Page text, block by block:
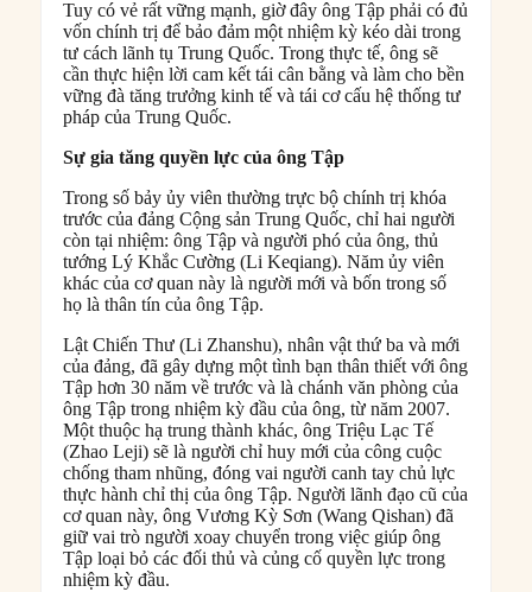
Tuy có vẻ rất vững mạnh, giờ đây ông Tập phải có đủ
vốn chính trị để bảo đảm một nhiệm kỳ kéo dài trong
tư cách lãnh tụ Trung Quốc. Trong thực tế, ông sẽ
cần thực hiện lời cam kết tái cân bằng và làm cho bền
vững đà tăng trưởng kinh tế và tái cơ cấu hệ thống tư
pháp của Trung Quốc.
Sự gia tăng quyền lực của ông Tập
Trong số bảy ủy viên thường trực bộ chính trị khóa
trước của đảng Cộng sản Trung Quốc, chỉ hai người
còn tại nhiệm: ông Tập và người phó của ông, thủ
tướng Lý Khắc Cường (Li Keqiang). Năm ủy viên
khác của cơ quan này là người mới và bốn trong số
họ là thân tín của ông Tập.
Lật Chiến Thư (Li Zhanshu), nhân vật thứ ba và mới
của đảng, đã gây dựng một tình bạn thân thiết với ông
Tập hơn 30 năm về trước và là chánh văn phòng của
ông Tập trong nhiệm kỳ đầu của ông, từ năm 2007.
Một thuộc hạ trung thành khác, ông Triệu Lạc Tế
(Zhao Leji) sẽ là người chỉ huy mới của công cuộc
chống tham nhũng, đóng vai người canh tay chủ lực
thực hành chỉ thị của ông Tập. Người lãnh đạo cũ của
cơ quan này, ông Vương Kỳ Sơn (Wang Qishan) đã
giữ vai trò người xoay chuyển trong việc giúp ông
Tập loại bỏ các đối thủ và củng cố quyền lực trong
nhiệm kỳ đầu.